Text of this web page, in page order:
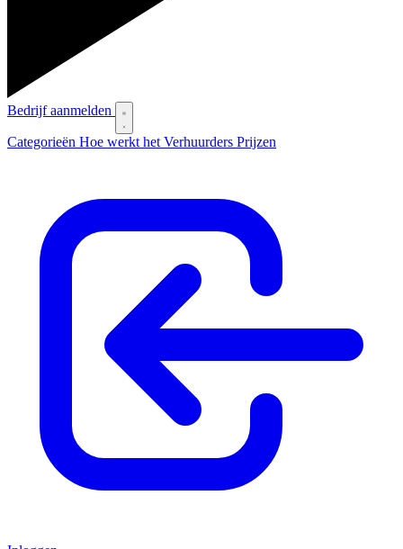
Bedrijf aanmelden
Categorieën Hoe werkt het Verhuurders Prijzen